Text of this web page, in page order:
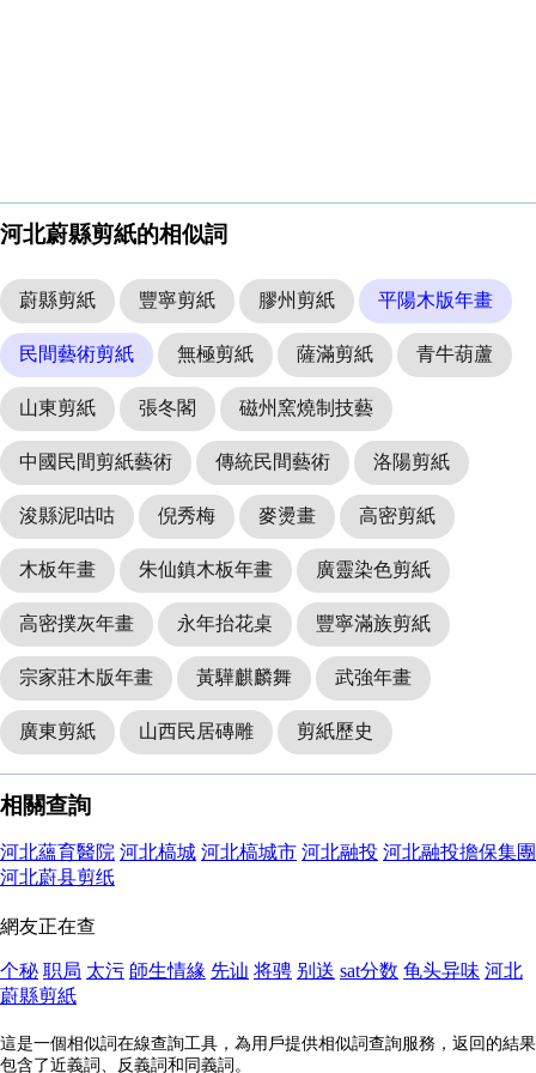
河北蔚縣剪紙的相似詞
蔚縣剪紙 豐寧剪紙 膠州剪紙 平陽木版年畫
民間藝術剪紙 無極剪紙 薩滿剪紙 青牛葫蘆
山東剪紙 張冬閣 磁州窯燒制技藝
中國民間剪紙藝術 傳統民間藝術 洛陽剪紙
浚縣泥咕咕 倪秀梅 麥燙畫 高密剪紙
木板年畫 朱仙鎮木板年畫 廣靈染色剪紙
高密撲灰年畫 永年抬花桌 豐寧滿族剪紙
宗家莊木版年畫 黃驊麒麟舞 武強年畫
廣東剪紙 山西民居磚雕 剪紙歷史
相關查詢
河北蘊育醫院 河北槁城 河北槁城市 河北融投 河北融投擔保集團
河北蔚县剪纸
網友正在查
个秘 职局 太污 師生情緣 先讪 将骋 别送 sat分数 龟头异味 河北
蔚縣剪紙
這是一個相似詞在線查詢工具，為用戶提供相似詞查詢服務，返回的結果
包含了近義詞、反義詞和同義詞。